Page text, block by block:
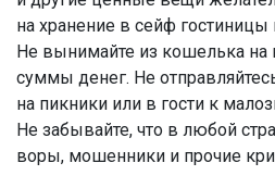
на хранение в сейф гостиницы
Не вынимайте из кошелька на
суммы денег. Не
на пикники или в гости к
Не забывайте, что в любой
воры, мошенники и прочие